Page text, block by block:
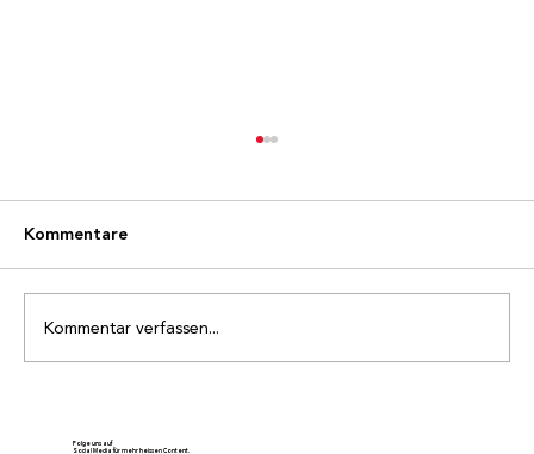
Kommentare
Kommentar verfassen...
Folge uns auf
Social Media für mehr heissen Content.